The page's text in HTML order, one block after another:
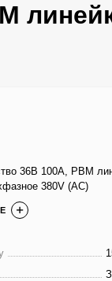
36В 100А, PBM
380V (AC)